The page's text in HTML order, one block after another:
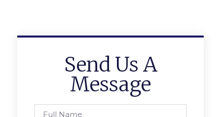
Send Us A
Message